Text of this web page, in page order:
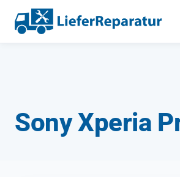
Sony Xperia